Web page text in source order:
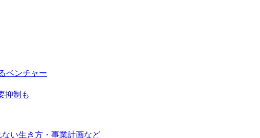
ベンチャー
抑制も
い生き方・事業計画など